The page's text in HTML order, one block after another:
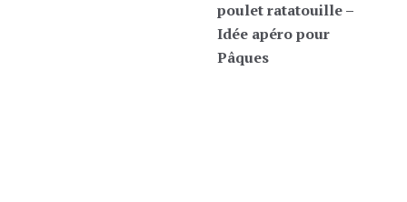
poulet ratatouille –
Idée apéro pour
Pâques